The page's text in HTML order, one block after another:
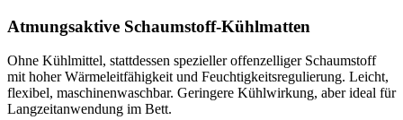
Atmungsaktive Schaumstoff-Kühlmatten
Ohne Kühlmittel, stattdessen spezieller offenzelliger Schaumstoff
mit hoher Wärmeleitfähigkeit und Feuchtigkeitsregulierung. Leicht,
flexibel, maschinenwaschbar. Geringere Kühlwirkung, aber ideal für
Langzeitanwendung im Bett.